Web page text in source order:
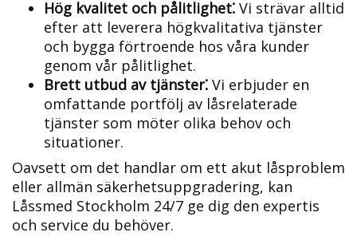
Hög kvalitet och pålitlighet⁚ Vi strävar alltid
efter att leverera högkvalitativa tjänster
och bygga förtroende hos våra kunder
genom vår pålitlighet.
Brett utbud av tjänster⁚ Vi erbjuder en
omfattande portfölj av låsrelaterade
tjänster som möter olika behov och
situationer.​
Oavsett om det handlar om ett akut låsproblem
eller allmän säkerhetsuppgradering, kan
Låssmed Stockholm 24/7 ge dig den expertis
och service du behöver.​